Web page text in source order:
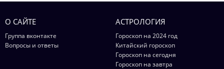
О САЙТЕ
Группа вконтакте
Вопросы и ответы
АСТРОЛОГИЯ
Гороскоп на 2024 год
Китайский гороскоп
Гороскоп на сегодня
Гороскоп на завтра